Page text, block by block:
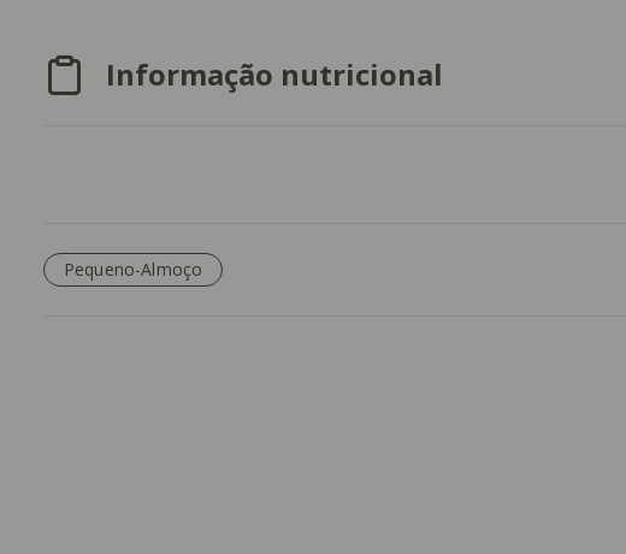
Informação nutricional
Pequeno-Almoço